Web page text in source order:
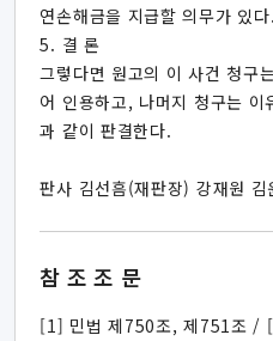
연손해금을 지급할 의무가 있다.
5. 결 론
그렇다면 원고의 이 사건 청구
어 인용하고, 나머지 청구는 이
과 같이 판결한다.
판사 김선흠(재판장) 강재원 김
참조조문
[1] 민법 제750조, 제751조 /